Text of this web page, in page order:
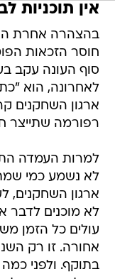
אין תוכניות לבטל
בהצהרה אחרת
חוסר הזכאות
סוף העונה עקב
ארגון השחקנים
רפורמה שתייצר
למרות העמדה
לא נשמע כמי
ארגון השחקנים,
לא מוכנים לדבר
עולים כל הזמן
בתוקף. ולפני